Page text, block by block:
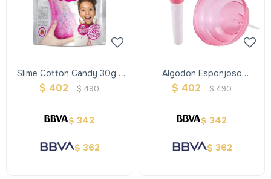
Slime Cotton Candy 30g -
Oosh
$ 402 $490
$ 342
$ 362
Algodon Esponjoso
Chupetin Chico- Oosh
$ 402 $490
$ 342
$ 362